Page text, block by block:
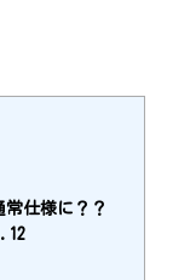
常仕様に？？